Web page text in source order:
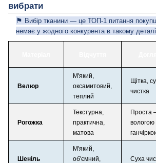
вибрати
⚑ Вибір тканини — це ТОП-1 питання
немає у жодного конкурента в такому
Велюр
М'який,
оксамитовий,
теплий
Щітка,
чистка
Рогожка
Текстурна,
практична,
матова
Проста
вологою
Шеніль
М'який,
об'ємний,
Суха